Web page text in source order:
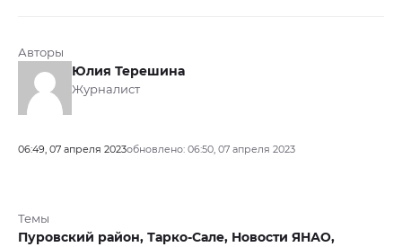
Авторы
Юлия Терешина
Журналист
06:49, 07 апреля 2023обновлено: 06:50, 07 апреля 2023
Темы
Пуровский район, Тарко-Сале, Новости ЯНАО,